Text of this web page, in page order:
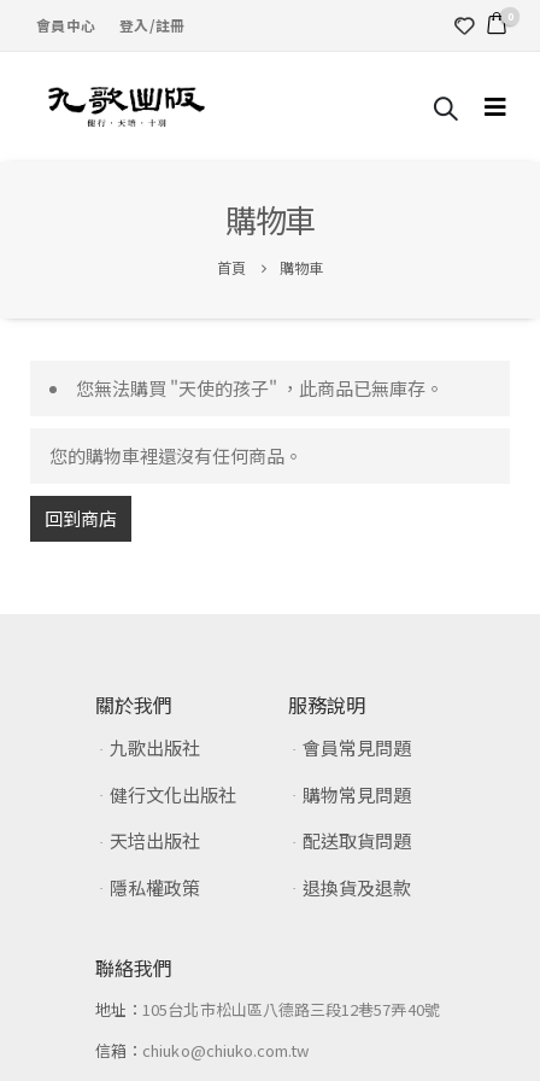
會員中心 登入/註冊 0
購物車
首頁 購物車
您無法購買 "天使的孩子" ，此商品已無庫存。
您的購物車裡還沒有任何商品。
回到商店
關於我們
九歌出版社
健行文化出版社
天培出版社
隱私權政策
服務說明
會員常見問題
購物常見問題
配送取貨問題
退換貨及退款
聯絡我們
地址：105台北市松山區八德路三段12巷57弄40號
信箱： chiuko@chiuko.com.tw